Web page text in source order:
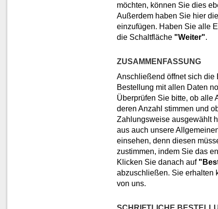
möchten, können Sie dies
Außerdem haben Sie hier
einzufügen. Haben Sie alle
die Schaltfläche "Weiter".
ZUSAMMENFASSUNG
Anschließend öffnet sich die
Bestellung mit allen Daten
Überprüfen Sie bitte, ob alle
deren Anzahl stimmen und
Zahlungsweise ausgewählt
aus auch unsere
einsehen, denn diesen
zustimmen, indem Sie das
Klicken Sie danach auf
abzuschließen. Sie erhalten
von uns.